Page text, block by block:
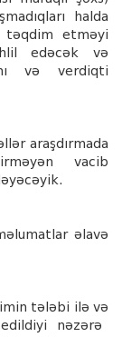
halda
təqdim etməyi
edəcək və
və verdiqti
araşdırmada
vacib
əlavə
tə lə bi il ə və
nəzərə